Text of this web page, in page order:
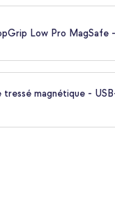
Low Pro MagSafe
tressé magnétique -